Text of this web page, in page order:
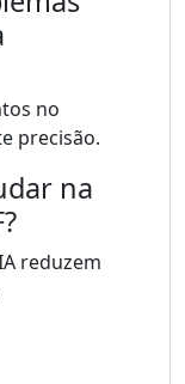
no
precisão.
na
reduzem